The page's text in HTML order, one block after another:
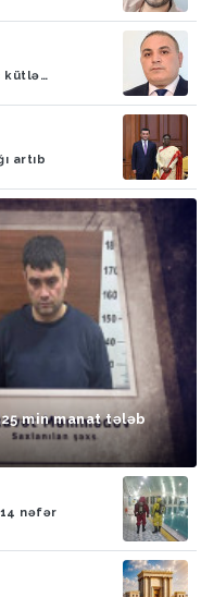
kütlə…
artıb
min manat tələb
nəfər